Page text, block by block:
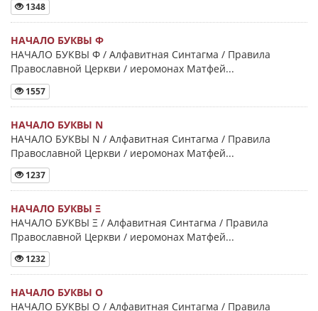
1348
НАЧАЛО БУКВЫ Φ
НАЧАЛО БУКВЫ Φ / Алфавитная Синтагма / Правила
Православной Церкви / иеромонах Матфей...
1557
НАЧАЛО БУКВЫ Ν
НАЧАЛО БУКВЫ Ν / Алфавитная Синтагма / Правила
Православной Церкви / иеромонах Матфей...
1237
НАЧАЛО БУКВЫ Ξ
НАЧАЛО БУКВЫ Ξ / Алфавитная Синтагма / Правила
Православной Церкви / иеромонах Матфей...
1232
НАЧАЛО БУКВЫ Ο
НАЧАЛО БУКВЫ Ο / Алфавитная Синтагма / Правила